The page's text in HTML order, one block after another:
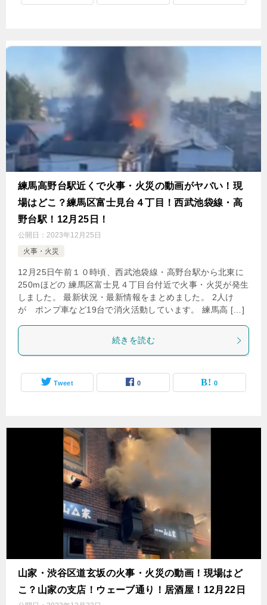
練馬高野台駅近くで火事・火災の動画がヤバい！現
場はどこ？練馬区富士見台４丁目！西武池袋線・高
野台駅！12月25日！
公開日： 2023年12月25日
火事・火災
12月25日午前１０時頃、西武池袋線・高野台駅から北東に
250mほどの 練馬区富士見４丁目台付近で火事・火災が発生
しました。 最新状況・最新情報をまとめました。 2人け
が ポンプ車など19台で消火活動しています。 練馬高 […]
続きを読む
Tweet 0 0
山家・渋谷区道玄坂の火事・火災の動画！現場はど
こ？山家の支店！ウェーブ通り！居酒屋！12月22日